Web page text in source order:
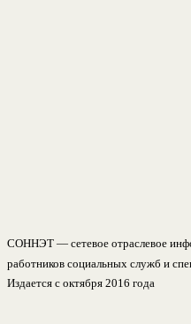
СОННЭТ — сетевое отраслевое
работников социальных служб и
Издается с октября 2016 года